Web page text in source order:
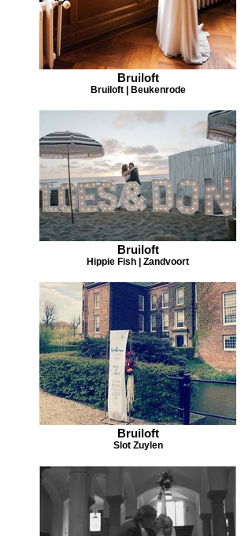
Bruiloft
Bruiloft | Beukenrode
Bruiloft
Hippie Fish | Zandvoort
Bruiloft
Slot Zuylen